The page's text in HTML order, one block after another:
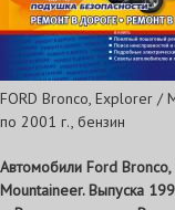
FORD Bronco, Explorer /
по 2001 г., бензин
Автомобили Ford
Mountaineer. Выпуска